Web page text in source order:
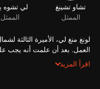
لونغ منغ لي، الأميرة الثالثة
العمل. بعد أن علمت أنه يجب
تنجذب حقًا إلى هذه المهنة،
اقرأ المزيد